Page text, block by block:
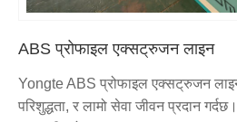
ABS प्रोफाइल एक्सट्रुजन लाइन
Yongte ABS प्रोफाइल एक्सट्रुजन
परिशुद्धता, र लामो सेवा जीवन प्रदान